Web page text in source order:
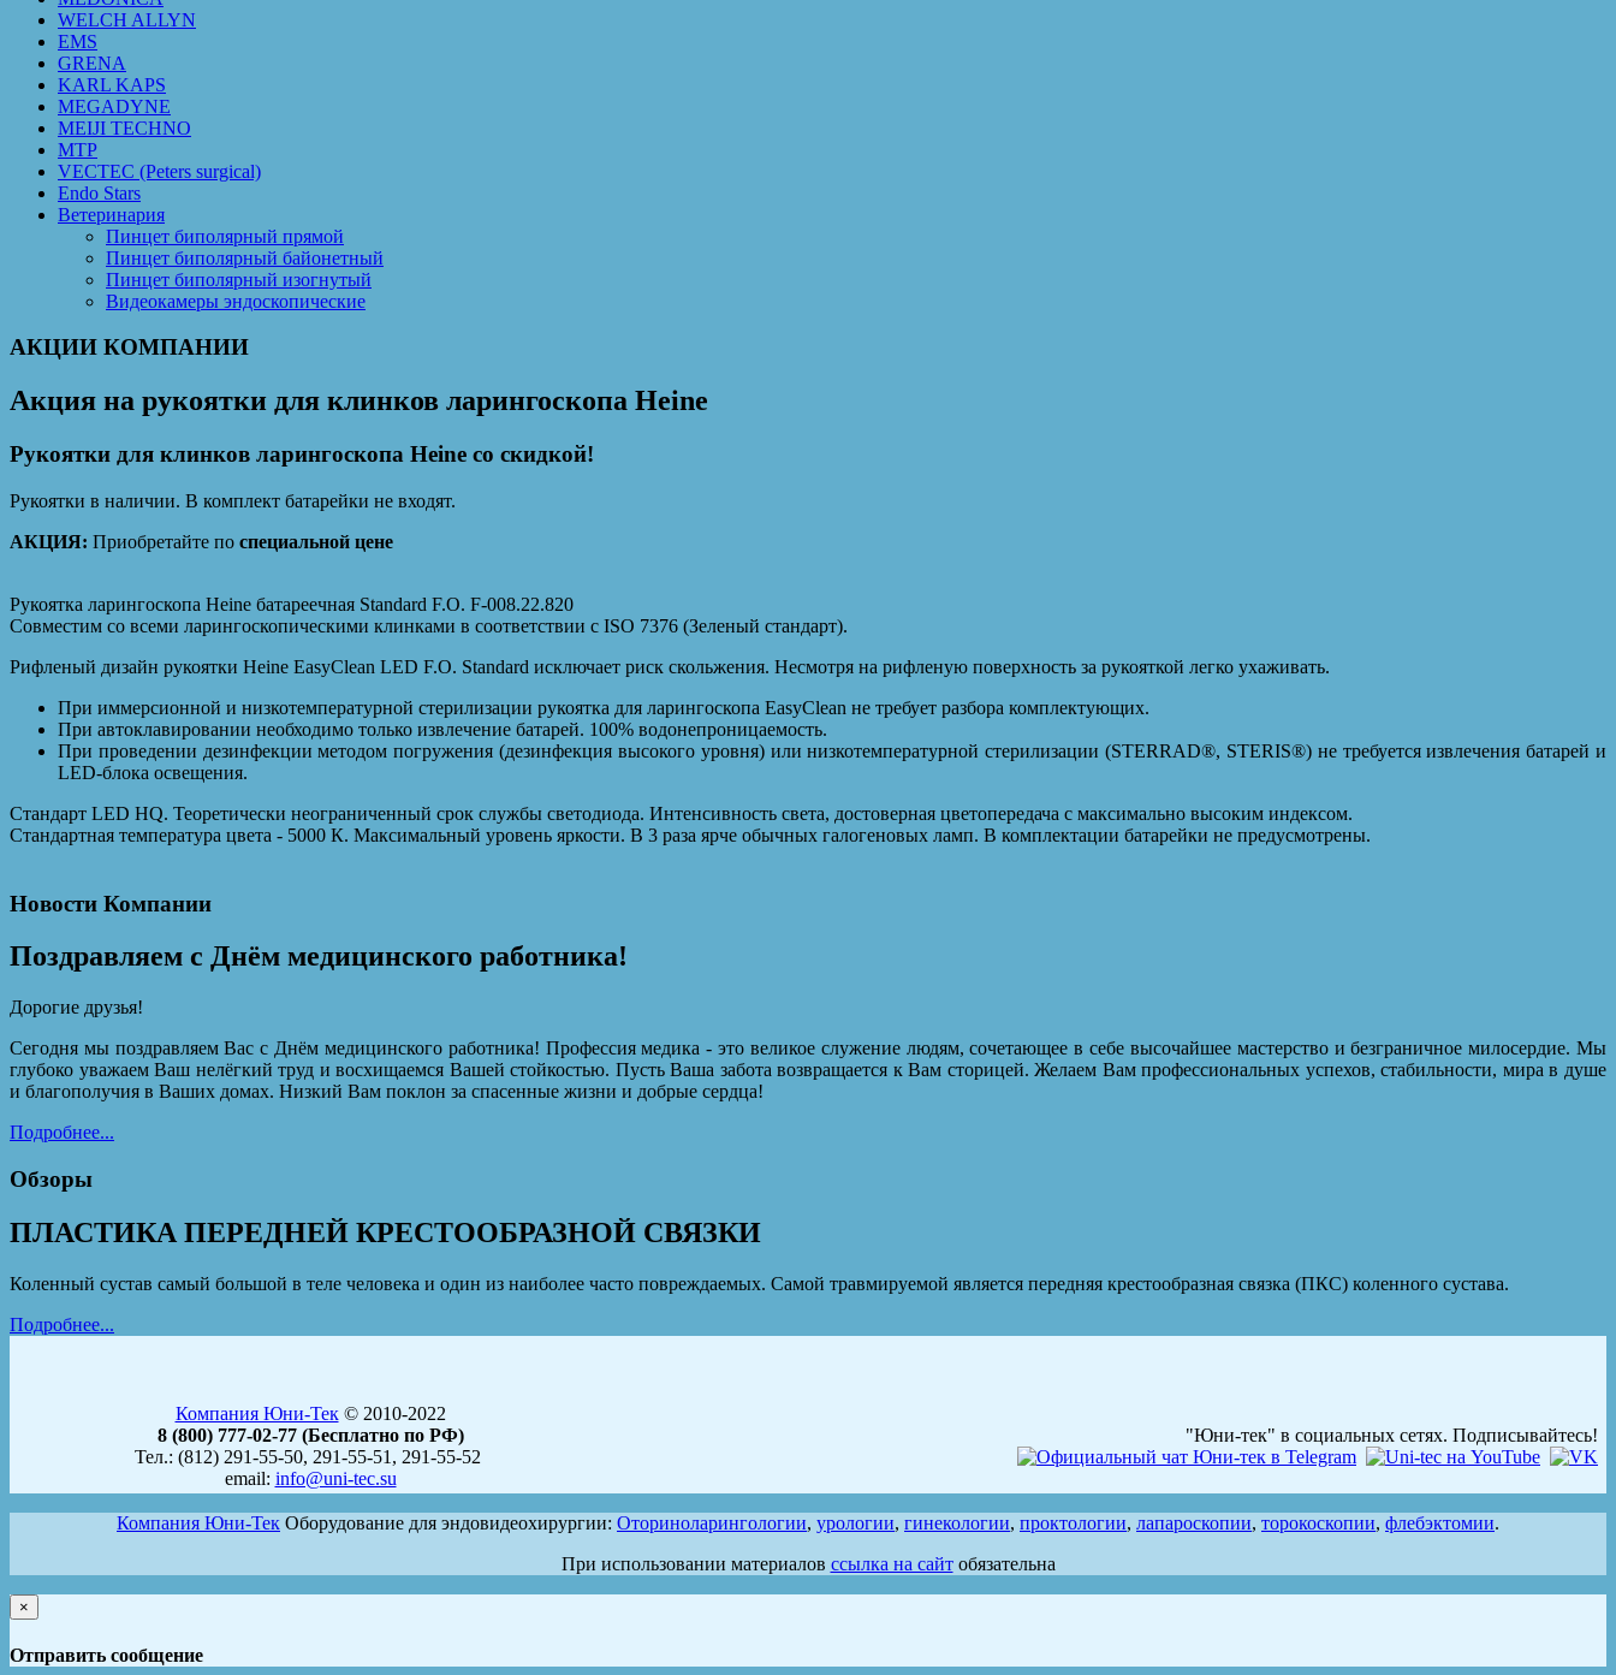
WELCH ALLYN
EMS
GRENA
KARL KAPS
MEGADYNE
MEIJI TECHNO
MTP
VECTEC (Peters surgical)
Endo Stars
Ветеринария
Пинцет биполярный прямой
Пинцет биполярный байонетный
Пинцет биполярный изогнутый
Видеокамеры эндоскопические
АКЦИИ КОМПАНИИ
Акция на рукоятки для клинков ларингоскопа Heine
Рукоятки для клинков ларингоскопа Heine со скидкой!
Рукоятки в наличии. В комплект батарейки не входят.
АКЦИЯ: Приобретайте по специальной цене
Рукоятка ларингоскопа Heine батареечная Standard F.O. F-008.22.820
Совместим со всеми ларингоскопическими клинками в соответствии с ISO 7376 (Зеленый стандарт).
Рифленый дизайн рукоятки Heine EasyClean LED F.O. Standard исключает риск скольжения. Несмотря на рифленую поверхность за рукояткой легко ухаживать.
При иммерсионной и низкотемпературной стерилизации рукоятка для ларингоскопа EasyClean не требует разбора комплектующих.
При автоклавировании необходимо только извлечение батарей. 100% водонепроницаемость.
При проведении дезинфекции методом погружения (дезинфекция высокого уровня) или низкотемпературной стерилизации (STERRAD®, STERIS®) не требуется извлечения батарей и
LED-блока освещения.
Стандарт LED HQ. Теоретически неограниченный срок службы светодиода. Интенсивность света, достоверная цветопередача с максимально высоким индексом.
Стандартная температура цвета - 5000 К. Максимальный уровень яркости. В 3 раза ярче обычных галогеновых ламп. В комплектации батарейки не предусмотрены.
Новости Компании
Поздравляем с Днём медицинского работника!
Дорогие друзья!
Сегодня мы поздравляем Вас с Днём медицинского работника! Профессия медика - это великое служение людям, сочетающее в себе высочайшее мастерство и безграничное милосердие. Мы
глубоко уважаем Ваш нелёгкий труд и восхищаемся Вашей стойкостью. Пусть Ваша забота возвращается к Вам сторицей. Желаем Вам профессиональных успехов, стабильности, мира в душе
и благополучия в Ваших домах. Низкий Вам поклон за спасенные жизни и добрые сердца!
Подробнее...
Обзоры
ПЛАСТИКА ПЕРЕДНЕЙ КРЕСТООБРАЗНОЙ СВЯЗКИ
Коленный сустав самый большой в теле человека и один из наиболее часто повреждаемых. Самой травмируемой является передняя крестообразная связка (ПКС) коленного сустава.
Подробнее...
Компания Юни-Тек© 2010-2022
8 (800) 777-02-77 (Бесплатно по РФ)
Тел.: (812) 291-55-50, 291-55-51, 291-55-52
email: info@uni-tec.su
"Юни-тек" в социальных сетях. Подписывайтесь!
Компания Юни-Тек Оборудование для эндовидеохирургии: Оториноларингологии, урологии, гинекологии, проктологии, лапароскопии, торокоскопии, флебэктомии.
При использовании материалов ссылка на сайтобязательна
×
Отправить сообщение